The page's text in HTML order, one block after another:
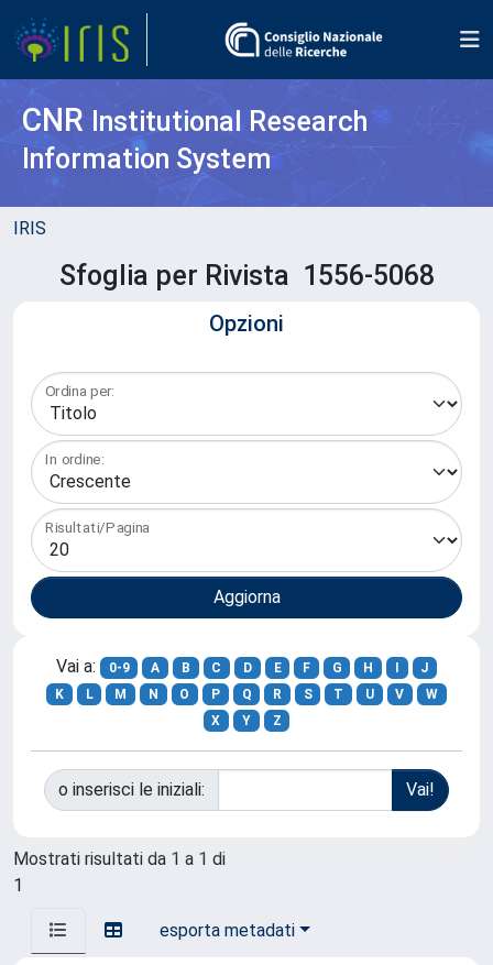
CNR Institutional Research
Information System
IRIS
Sfoglia per Rivista 1556-5068
Opzioni
Ordina per:
In ordine:
Risultati/Pagina
Vai a: 0-9 A B C D E F G H
J
K
L M N O P Q R S T U V
W
X
Y Z
o inserisci le iniziali:
Mostrati risultati da 1 a 1 di
1
esporta metadati